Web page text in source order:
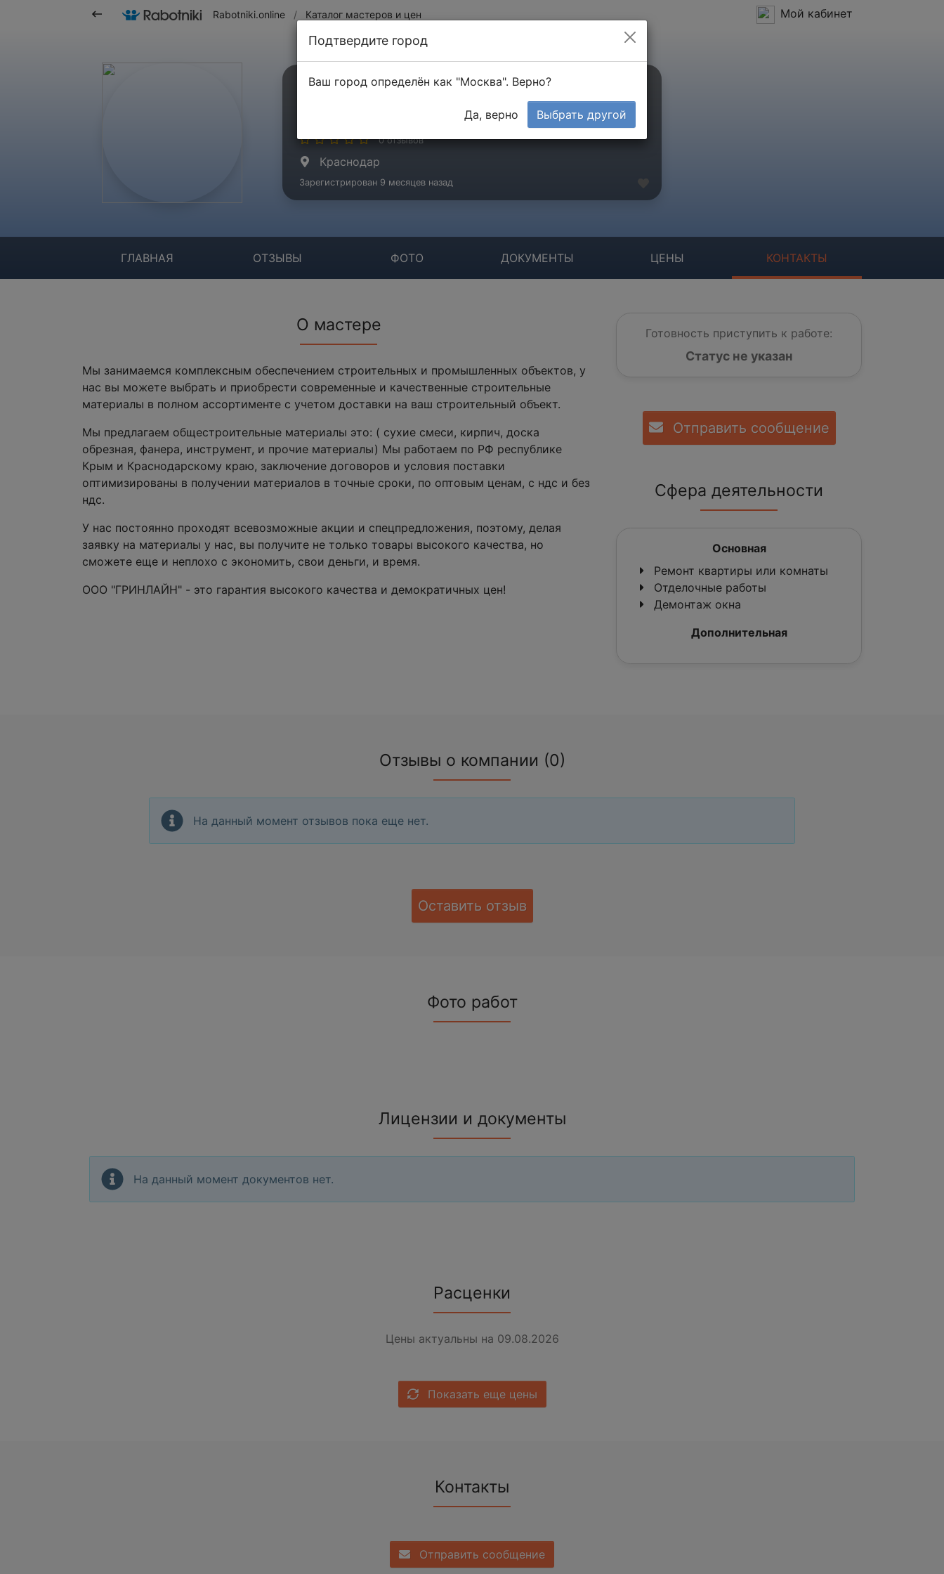
Rabotniki.online / Каталог мастеров и цен Мой кабинет
ООО ГРИНЛАЙН
0 отзывов
Краснодар
Зарегистрирован 9 месяцев назад
ГЛАВНАЯ ОТЗЫВЫ ФОТО ДОКУМЕНТЫ ЦЕНЫ КОНТАКТЫ
О мастере
Мы занимаемся комплексным обеспечением строительных и промышленных объектов, у
нас вы можете выбрать и приобрести современные и качественные строительные
материалы в полном ассортименте с учетом доставки на ваш строительный объект.
Мы предлагаем общестроительные материалы это: ( сухие смеси, кирпич, доска
обрезная, фанера, инструмент, и прочие материалы) Мы работаем по РФ республике
Крым и Краснодарскому краю, заключение договоров и условия поставки
оптимизированы в получении материалов в точные сроки, по оптовым ценам, с ндс и без
ндс.
У нас постоянно проходят всевозможные акции и спецпредложения, поэтому, делая
заявку на материалы у нас, вы получите не только товары высокого качества, но
сможете еще и неплохо с экономить, свои деньги, и время.
ООО "ГРИНЛАЙН" - это гарантия высокого качества и демократичных цен!
Готовность приступить к работе:
Статус не указан
Отправить сообщение
Сфера деятельности
Основная
Ремонт квартиры или комнаты
Отделочные работы
Демонтаж окна
Дополнительная
Отзывы о компании (0)
На данный момент отзывов пока еще нет.
Оставить отзыв
Фото работ
Лицензии и документы
На данный момент документов нет.
Расценки
Цены актуальны на 09.08.2026
Показать еще цены
Контакты
Отправить сообщение
Подтвердите город
Ваш город определён как "Москва". Верно?
Да, верно Выбрать другой